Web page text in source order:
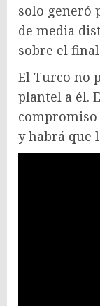
solo generó
de media
sobre el
El Turco no
plantel a él.
y habrá que